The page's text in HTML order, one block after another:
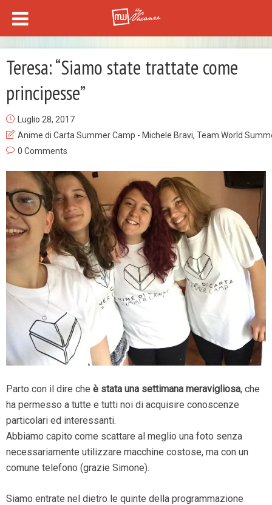
Teresa: “Siamo state trattate come
principesse”
Luglio 28, 2017
Anime di Carta Summer Camp - Michele Bravi, Team World
0 Comments
Parto con il dire che è stata una settimana meravigliosa, che
ha permesso a tutte e tutti noi di acquisire conoscenze
particolari ed interessanti.
Abbiamo capito come scattare al meglio una foto senza
necessariamente utilizzare macchine costose, ma con un
comune telefono (grazie Simone).
Siamo entrate nel dietro le quinte della programmazione